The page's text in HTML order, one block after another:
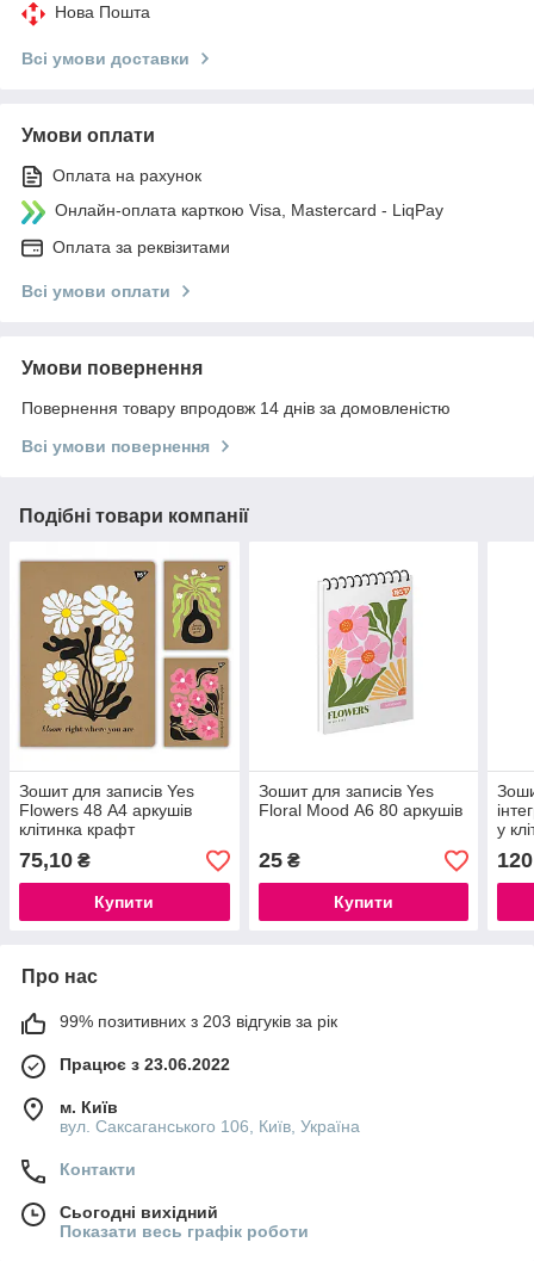
Нова Пошта
Всі умови доставки
Умови оплати
Оплата на рахунок
Онлайн-оплата карткою Visa, Mastercard - LiqPay
Оплата за реквізитами
Всі умови оплати
Умови повернення
Повернення товару впродовж 14 днів за домовленістю
Всі умови повернення
Подібні товари компанії
Зошит для записів Yes
Flowers 48 А4 аркушів
клітинка крафт
75,10 ₴
Купити
Зошит для записів Yes
Floral Mood А6 80 аркушів
25₴
Купити
у
м2,
УФ
120
Про нас
99% позитивних з 203 відгуків за рік
Працює з 23.06.2022
м. Київ
вул. Саксаганського 106, Київ, Україна
Контакти
Сьогодні вихідний
Показати весь графік роботи